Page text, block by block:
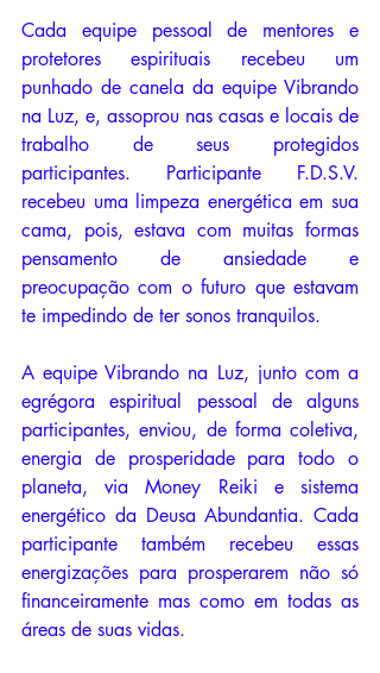
Cada equipe pessoal de mentores e
protetores espirituais recebeu um
punhado de canela da equipe Vibrando
na Luz, e, assoprou nas casas e locais de
trabalho de seus protegidos
participantes. Participante F.D.S.V.
recebeu uma limpeza energética em sua
cama, pois, estava com muitas formas
pensamento de ansiedade e
preocupação com o futuro que estavam
te impedindo de ter sonos tranquilos.
A equipe Vibrando na Luz, junto com a
egrégora espiritual pessoal de alguns
participantes, enviou, de forma coletiva,
energia de prosperidade para todo o
planeta, via Money Reiki e sistema
energético da Deusa Abundantia. Cada
participante também recebeu essas
energizações para prosperarem não só
financeiramente mas como em todas as
áreas de suas vidas.